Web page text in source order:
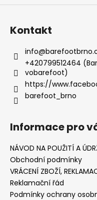
Kontakt
info@
+420799512464
vobarefoot)
https://
barefoot_brno
Informace pro
NÁVOD NA POUŽITÍ A
Obchodní podmínky
VRÁCENÍ ZBOŽÍ,
Reklamační řád
Podmínky ochrany